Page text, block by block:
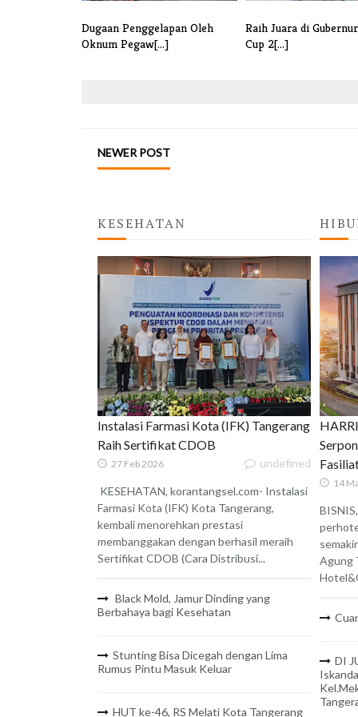
Dugaan Penggelapan Oleh
Oknum Pegaw[...]
Raih Juara di
Cup 2[...]
NEWER POST
KESEHATAN
Instalasi Farmasi Kota (IFK) Tangerang
Raih Sertifikat CDOB
27 Feb 2026 undefined
KESEHATAN, korantangsel.com- Instalasi
Farmasi Kota (IFK) Kota Tangerang,
kembali menorehkan prestasi
membanggakan dengan berhasil meraih
Sertifikat CDOB (Cara Distribusi...
Black Mold, Jamur Dinding yang
Berbahaya bagi Kesehatan
Stunting Bisa Dicegah dengan Lima
Rumus Pintu Masuk Keluar
HUT ke-46, RS Melati Kota Tangerang
14
Agung
DI